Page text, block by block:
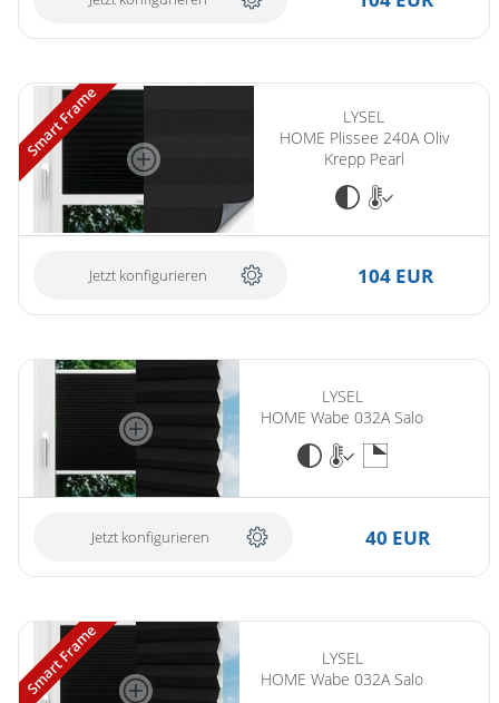
Smart Frame
LYSEL
HOME Plissee 240A Oliv
Krepp Pearl
Jetzt konfigurieren 104 EUR
LYSEL
HOME Wabe 032A Salo
Jetzt konfigurieren 40 EUR
Smart Frame
LYSEL
HOME Wabe 032A Salo